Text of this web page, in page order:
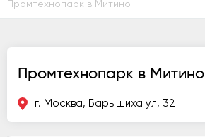
Промтехнопарк в Митино
Промтехнопарк в Митино
г. Москва, Барышиха ул, 32